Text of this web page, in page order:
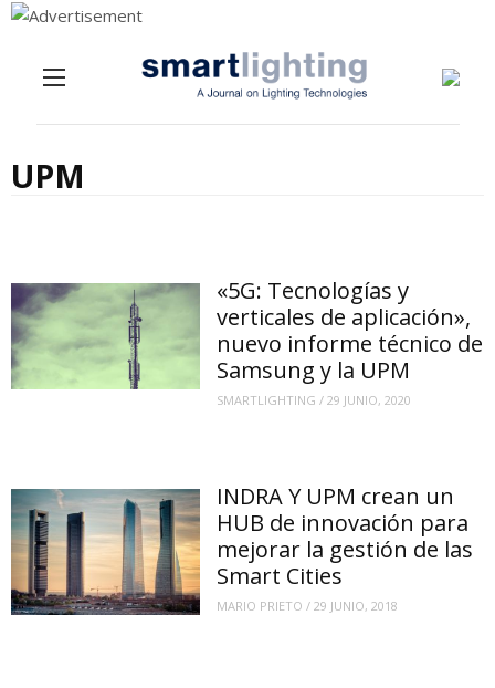
UPM
«5G: Tecnologías y
verticales de aplicación»,
nuevo informe técnico de
Samsung y la UPM
SMARTLIGHTING /29 JUNIO, 2020
INDRA Y UPM crean un
HUB de innovación para
mejorar la gestión de las
Smart Cities
MARIO PRIETO /29 JUNIO, 2018